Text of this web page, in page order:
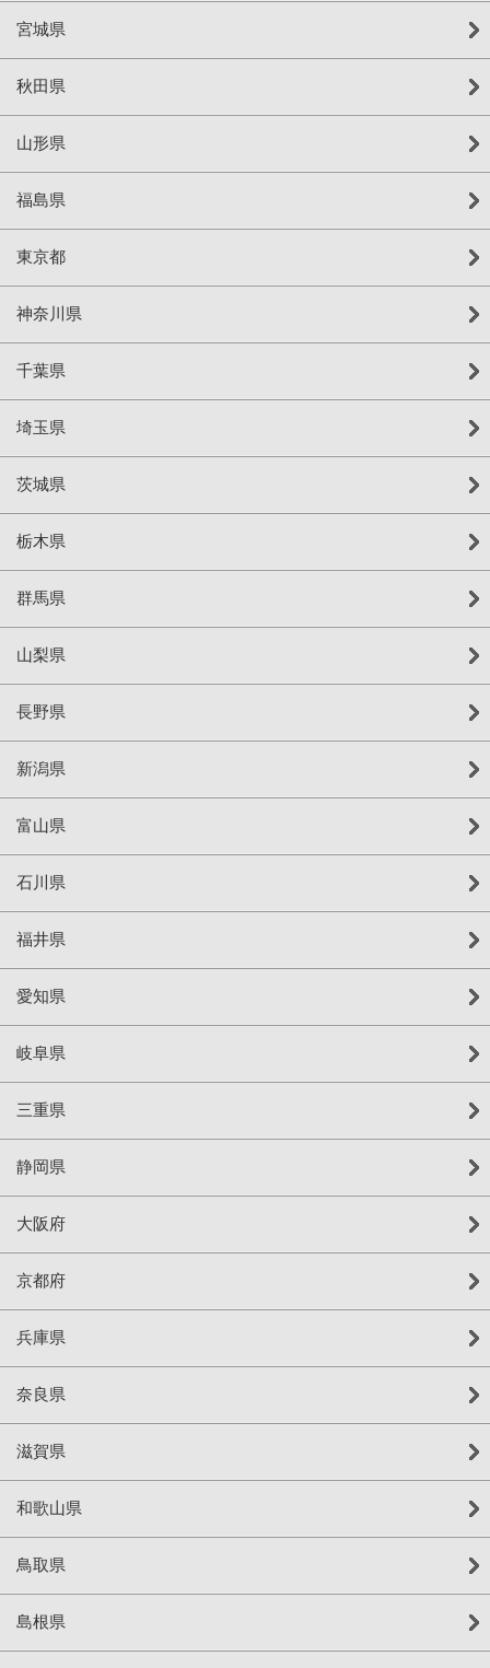
宮城県
秋田県
山形県
福島県
東京都
神奈川県
千葉県
埼玉県
茨城県
栃木県
群馬県
山梨県
長野県
新潟県
富山県
石川県
福井県
愛知県
岐阜県
三重県
静岡県
大阪府
京都府
兵庫県
奈良県
滋賀県
和歌山県
鳥取県
島根県